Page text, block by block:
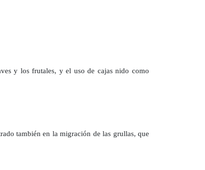
y los frutales, y el uso de cajas nido como
también en la migración de las grullas, que